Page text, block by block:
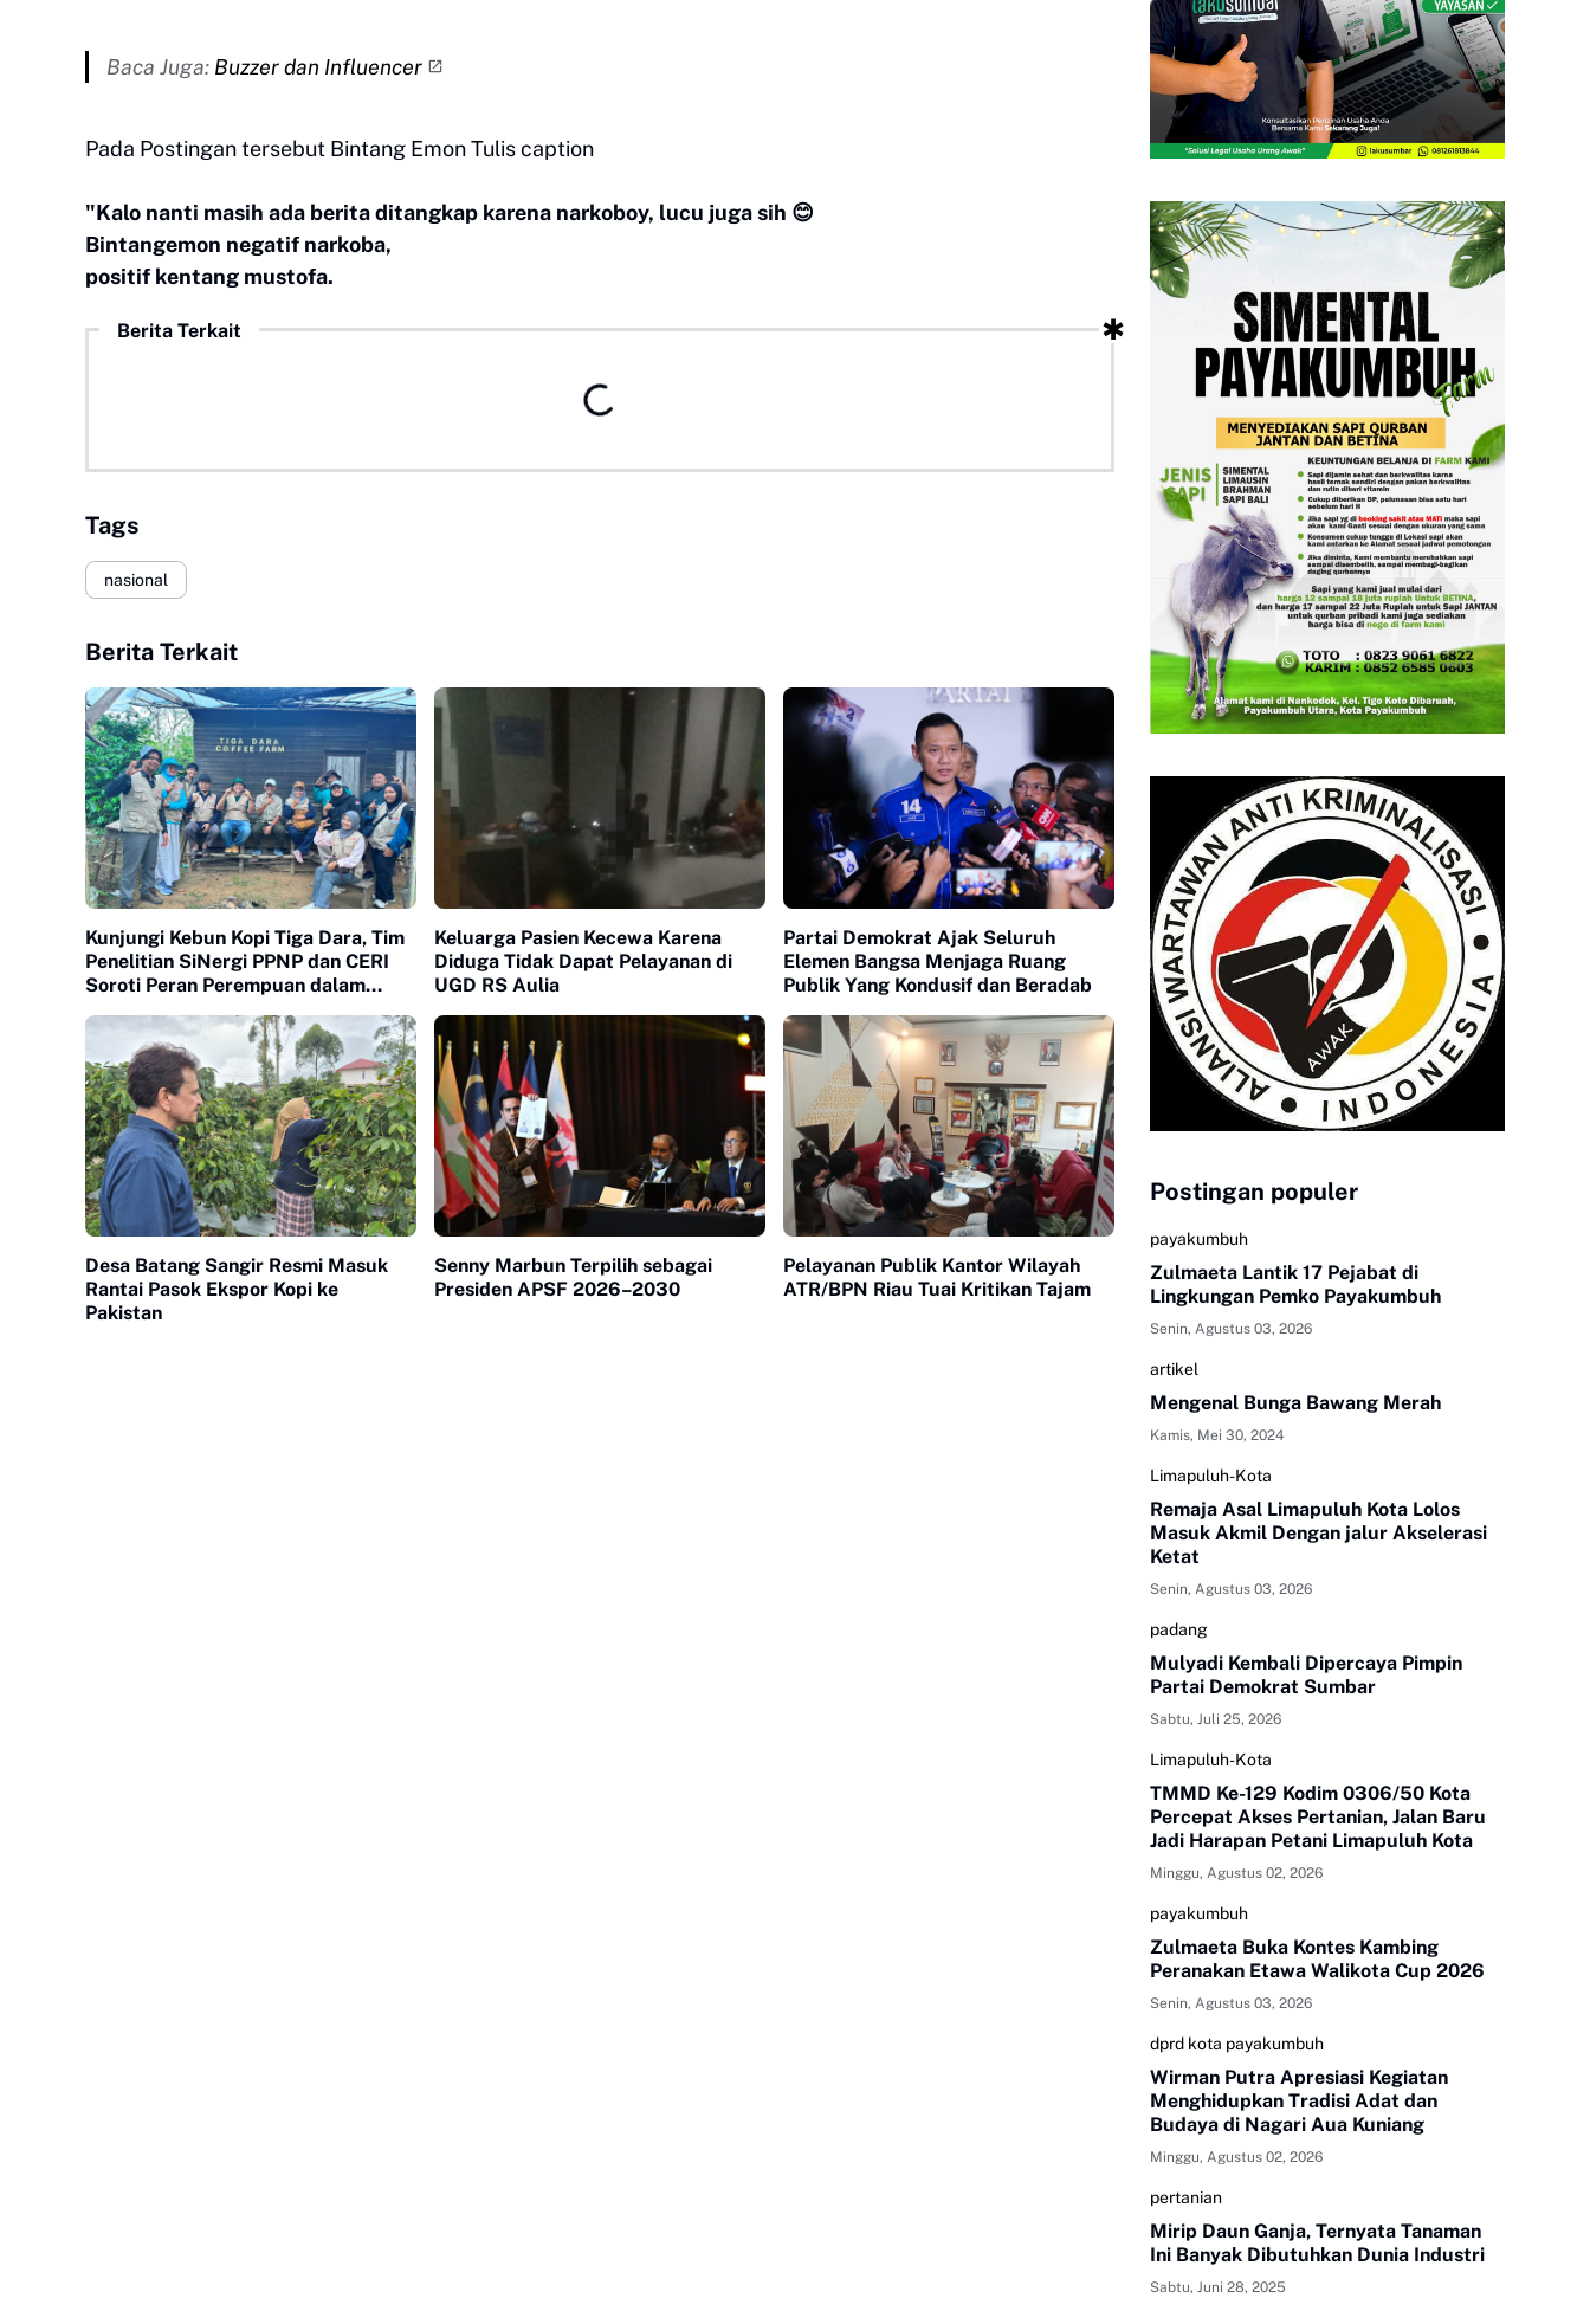
Baca Juga: Buzzer dan Influencer
Pada Postingan tersebut Bintang Emon Tulis caption
"Kalo nanti masih ada berita ditangkap karena narkoboy, lucu juga sih 😊
Bintangemon negatif narkoba,
positif kentang mustofa.
Berita Terkait
Tags
nasional
Berita Terkait
Kunjungi Kebun Kopi Tiga Dara, Tim
Penelitian SiNergi PPNP dan CERI
Soroti Peran Perempuan dalam
Keluarga Pasien Kecewa Karena
Diduga Tidak Dapat Pelayanan di
UGD RS Aulia
Partai Demokrat Ajak Seluruh
Elemen Bangsa Menjaga Ruang
Publik Yang Kondusif dan Beradab
Desa Batang Sangir Resmi Masuk
Rantai Pasok Ekspor Kopi ke
Pakistan
Senny Marbun Terpilih sebagai
Presiden APSF 2026–2030
Pelayanan Publik Kantor Wilayah
ATR/BPN Riau Tuai Kritikan Tajam
Postingan populer
payakumbuh
Zulmaeta Lantik 17 Pejabat di
Lingkungan Pemko Payakumbuh
Senin, Agustus 03, 2026
artikel
Mengenal Bunga Bawang Merah
Kamis, Mei 30, 2024
Limapuluh-Kota
Remaja Asal Limapuluh Kota Lolos
Masuk Akmil Dengan jalur Akselerasi
Ketat
Senin, Agustus 03, 2026
padang
Mulyadi Kembali Dipercaya Pimpin
Partai Demokrat Sumbar
Sabtu, Juli 25, 2026
Limapuluh-Kota
TMMD Ke-129 Kodim 0306/50 Kota
Percepat Akses Pertanian, Jalan Baru
Jadi Harapan Petani Limapuluh Kota
Minggu, Agustus 02, 2026
payakumbuh
Zulmaeta Buka Kontes Kambing
Peranakan Etawa Walikota Cup 2026
Senin, Agustus 03, 2026
dprd kota payakumbuh
Wirman Putra Apresiasi Kegiatan
Menghidupkan Tradisi Adat dan
Budaya di Nagari Aua Kuniang
Minggu, Agustus 02, 2026
pertanian
Mirip Daun Ganja, Ternyata Tanaman
Ini Banyak Dibutuhkan Dunia Industri
Sabtu, Juni 28, 2025